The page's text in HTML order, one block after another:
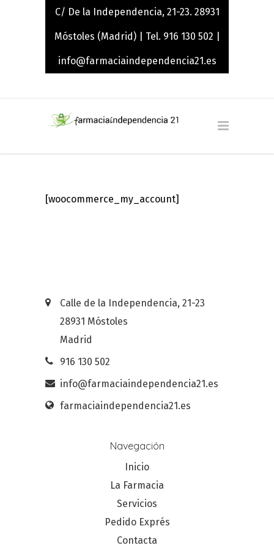
C/ De la Independencia, 21-23. 28931
Móstoles (Madrid) | Tel. 916 130 502 |
info@farmaciaindependencia21.es
[woocommerce_my_account]
Calle de la Independencia, 21-23
28931 Móstoles
Madrid
916 130 502
info@farmaciaindependencia21.es
farmaciaindependencia21.es
Navegación
Inicio
La Farmacia
Servicios
Pedido Exprés
Contacta